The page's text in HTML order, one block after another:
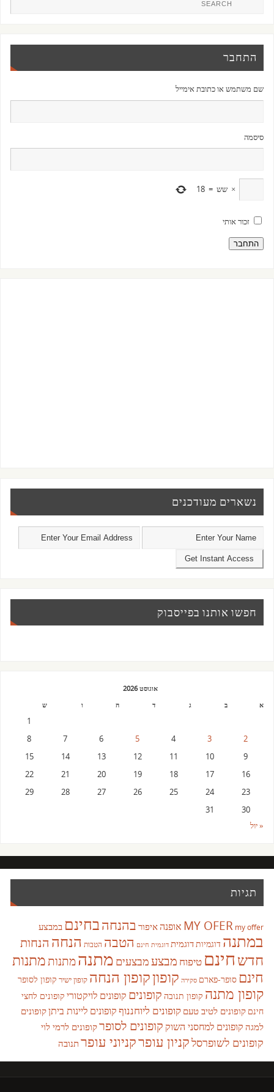
התחבר
שם משתמש או כתובת אימייל
סיסמה
× שש =
18
זכור אותי
התחבר
נשארים מעודכנים
חפשו אותנו בפייסבוק
אוגוסט 2026
א
ב ג ד ה ו ש
1
2
3
4
5
6
7
8
9
10
11
12
13
14
15
16
17
18
19
20
21
22
23
24
25
26
27
28
29
30
31
« יול
תגיות
MY OFER my offer אופנהאיפור בהנחהבחינם במבצע
במתנה דוגמיות דוגמית דוגמית חינם הטבה הטבות הנחה הנחות
חדשחינם טיפוח מבצעמבצעים מתנהמתנותמתנות
חינם סופר-פארם סקירה קופוןקופון הנחה קופון ישיר קופון לסופר
קופון מתנה קופון תנובה קופונים קופונים לויקטורי קופונים לחצי
חינם קופונים לטיב טעם קופונים ליוחננוףקופונים ליינות ביתןקופונים
למגה קופונים למחסני השוק קופונים לסופרקופונים לרמי לוי
קופונים לשופרסלקניון עופרקניוני עופרתנובה